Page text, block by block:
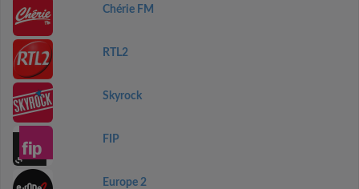
Chérie FM
RTL2
Skyrock
FIP
Europe 2